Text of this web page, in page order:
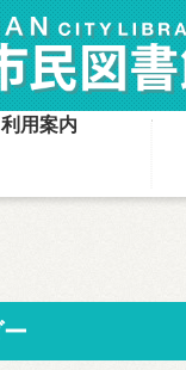
利用案内